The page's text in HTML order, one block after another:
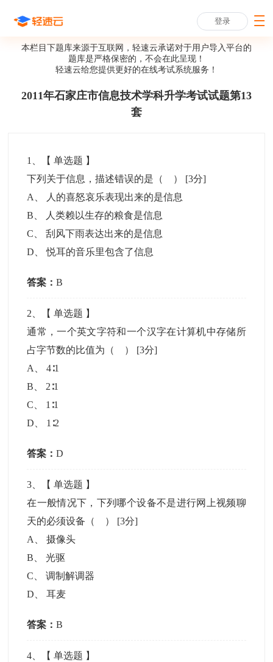
登录
本栏目下题库来源于互联网，轻速云承诺对于用户导入平台的
题库是严格保密的，不会在此呈现！
轻速云给您提供更好的在线考试系统服务！
2011年石家庄市信息技术学科升学考试试题第13
套
1 、【单选题 】
下列关于信息，描述错误的是（ ） [3分]
A
人的喜怒哀乐表现出来的是信息
B
人类赖以生存的粮食是信息
C 、刮风下雨表达出来的是信息
D 、悦耳的音乐里包含了信息
答案：B
2 、【单选题 】
通常，一个英文字符和一个汉字在计算机中存储所
占字节数的比值为（ ） [3分]
A
、4∶1
B
2∶1
C
1∶1
D
1∶2
答案：D
3 、【单选题 】
在一般情况下，下列哪个设备不是进行网上视频聊
天的必须设备（ ） [3分]
A
、摄像头
B 、光驱
C 、调制解调器
D 、耳麦
答案：B
4 、【单选题 】